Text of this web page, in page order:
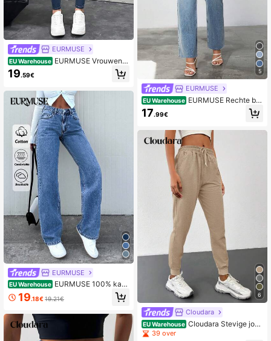
EURMUSE
EU Warehouse EURMUSE Vrouwen S
lank Denim Jeans Met Detail
19.59€
EURMUSE
EU Warehouse EURMUSE 100% kato
enen damesjeans met rechte pijpen
19.18€19.21€
5
EURMUSE
EU Warehouse EURMUSE Rechte be
nen Jeans Met Schuin Zakken
17.99€
6
Cloudara
EU Warehouse Cloudara Stevige jogg
ingbroek met trekkoord in de taille
39 over